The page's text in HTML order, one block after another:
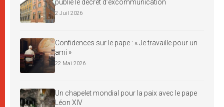
publie le décret d’excommunication
2 Juil 2026
Confidences sur le pape : « Je travaille pour un
ami »
22 Mai 2026
Un chapelet mondial pour la paix avec le pape
Léon XIV